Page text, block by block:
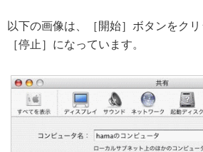
以下の画像は、［開始］ボタンをクリ
［停止］になっています。